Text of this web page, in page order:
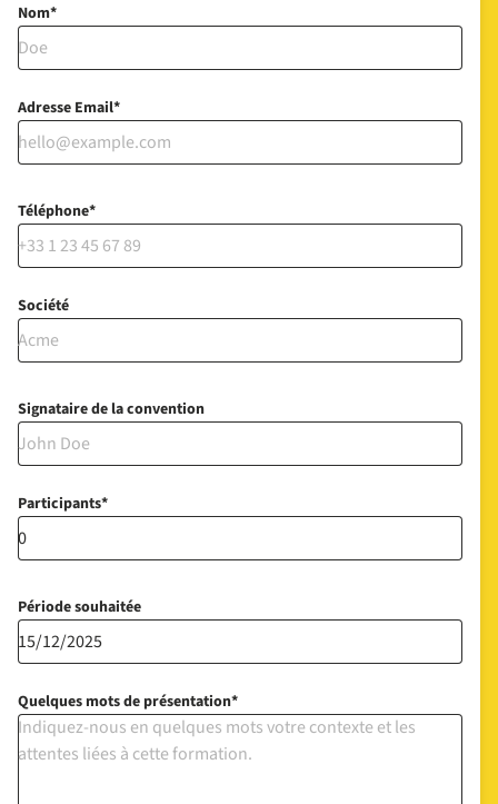
Nom
Adresse Email
Téléphone
Société
Signataire de la convention
Participants
Période souhaitée
Quelques mots de présentation